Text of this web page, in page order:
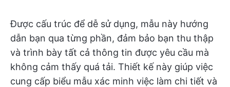
Được cấu trúc để dễ sử dụng, mẫu này hướng
dẫn bạn qua từng phần, đảm bảo bạn thu thập
và trình bày tất cả thông tin được yêu cầu mà
không cảm thấy quá tải. Thiết kế này giúp việc
cung cấp biểu mẫu xác minh việc làm chi tiết và